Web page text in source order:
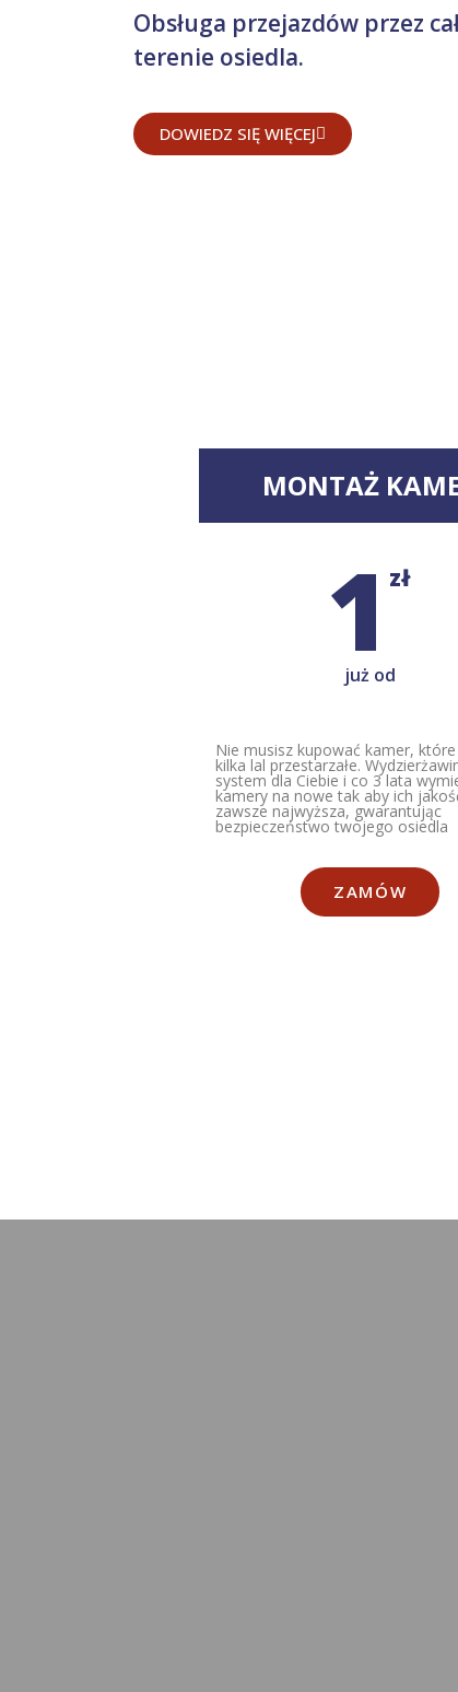
Obsługa przejazdów przez
terenie osiedla.
DOWIEDZ SIĘ WIĘCEJ
MONTAŻ
1 zł
już od
Nie musisz kupować kamer,
kilka lal przestarzałe.
system dla Ciebie i co 3 lata
kamery na nowe tak aby ich
zawsze najwyższa, gwarantując
bezpieczeństwo twojego osiedla
ZAMÓW